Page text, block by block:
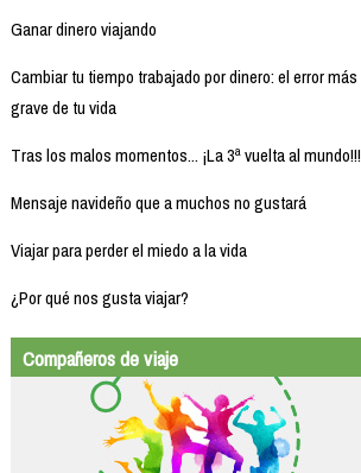
Ganar dinero viajando
Cambiar tu tiempo trabajado por dinero: el error más
grave de tu vida
Tras los malos momentos... ¡La 3ª vuelta al mundo!!!
Mensaje navideño que a muchos no gustará
Viajar para perder el miedo a la vida
¿Por qué nos gusta viajar?
Compañeros de viaje